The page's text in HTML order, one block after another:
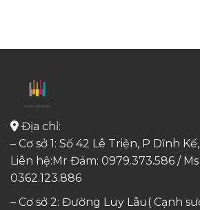
Địa chỉ:
– Cơ sở 1: Số 42 Lê Triện, P Dĩnh
Liên hệ:Mr Đảm: 0979.373.586 /
0362.123.886
– Cơ sở 2: Đường Luy Lâu( Cạnh